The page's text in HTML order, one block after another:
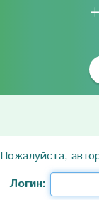
Пожалуйста,
Логин: